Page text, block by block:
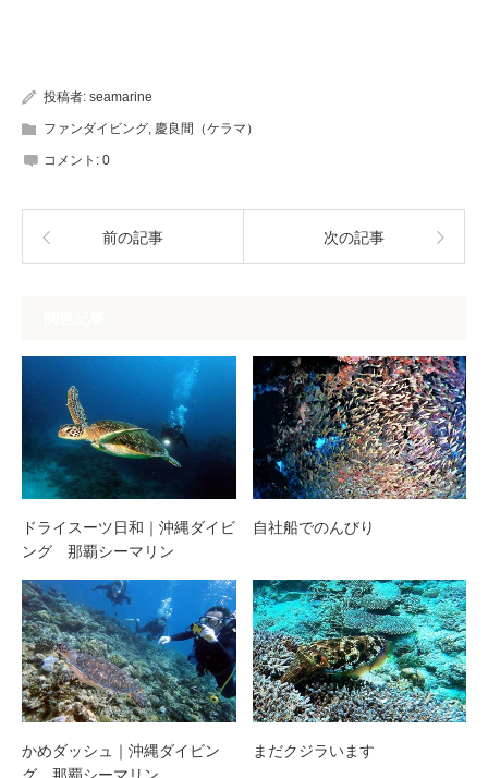
投稿者: seamarine
ファンダイビング, 慶良間（ケラマ）
コメント: 0
前の記事 次の記事
ドライスーツ日和｜沖縄ダイビ
ング 那覇シーマリン
自社船でのんびり
かめダッシュ｜沖縄ダイビン
グ 那覇シーマリン
まだクジラいます